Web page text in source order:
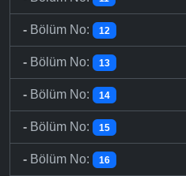
- Bölüm No: 12
- Bölüm No: 13
- Bölüm No: 14
- Bölüm No: 15
- Bölüm No: 16